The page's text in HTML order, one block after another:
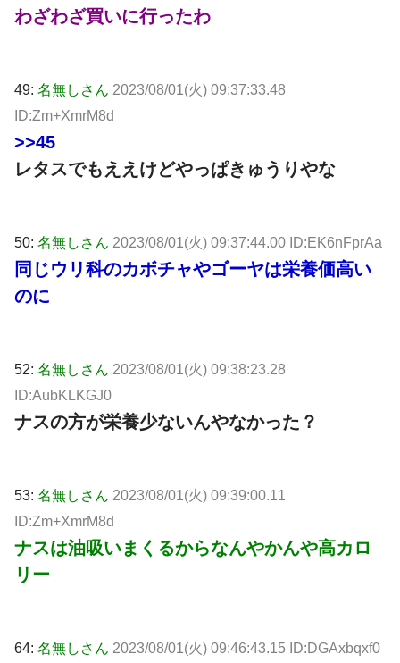
わざわざ買いに行ったわ
49: 名無しさん 2023/08/01(火) 09:37:33.48
ID:Zm+XmrM8d
>>45
レタスでもええけどやっぱきゅうりやな
50: 名無しさん 2023/08/01(火) 09:37:44.00 ID:EK6nFprAa
同じウリ科のカボチャやゴーヤは栄養価高い
のに
52: 名無しさん 2023/08/01(火) 09:38:23.28
ID:AubKLKGJ0
ナスの方が栄養少ないんやなかった？
53: 名無しさん 2023/08/01(火) 09:39:00.11
ID:Zm+XmrM8d
ナスは油吸いまくるからなんやかんや高カロ
リー
64: 名無しさん 2023/08/01(火) 09:46:43.15 ID:DGAxbqxf0